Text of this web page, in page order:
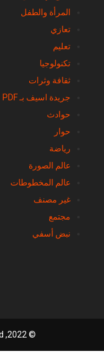
الفن الإسلامي
المرأة والطفل
تعازي
تعليم
تكنولوجيا
ثقافة وثرات
جريدة اسيف بـ PDF
حوادث
حوار
رياضة
عالم الصورة
عالم المخطوطات
غير مصنف
مجتمع